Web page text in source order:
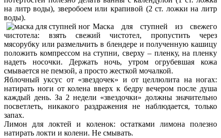
на литр воды), зверобоем или крапивой (2 ст. ложки на литр
воды).
Маска для ступней из свежего
чистотела: взять свежий чистотел, пропустить через
мясорубку или размельчить в блендере и полученную кашицу
положить компрессом на ступни, сверху – пленку, на пленку
надеть носочки. Держать ночь, утром огрубевшая кожа
смывается не пемзой, а просто жесткой мочалкой.
Яблочный уксус от «звездочек» и от целлюлита на ногах:
натирать ноги от колена вверх к бедру вечером после душа
каждый день. За 2 недели «звездочки» должны значительно
посветлеть, никакого раздражения не наблюдается, только
запах.
Лимон для локтей и коленок: остатками лимона полезно
натирать локти и колени. Не смывать.